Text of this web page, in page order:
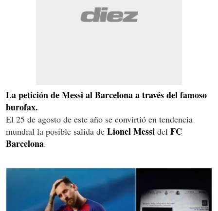
La petición de Messi al Barcelona a través del famoso
burofax.
El 25 de agosto de este año se convirtió en tendencia
mundial la posible salida de Lionel Messi del FC
Barcelona.